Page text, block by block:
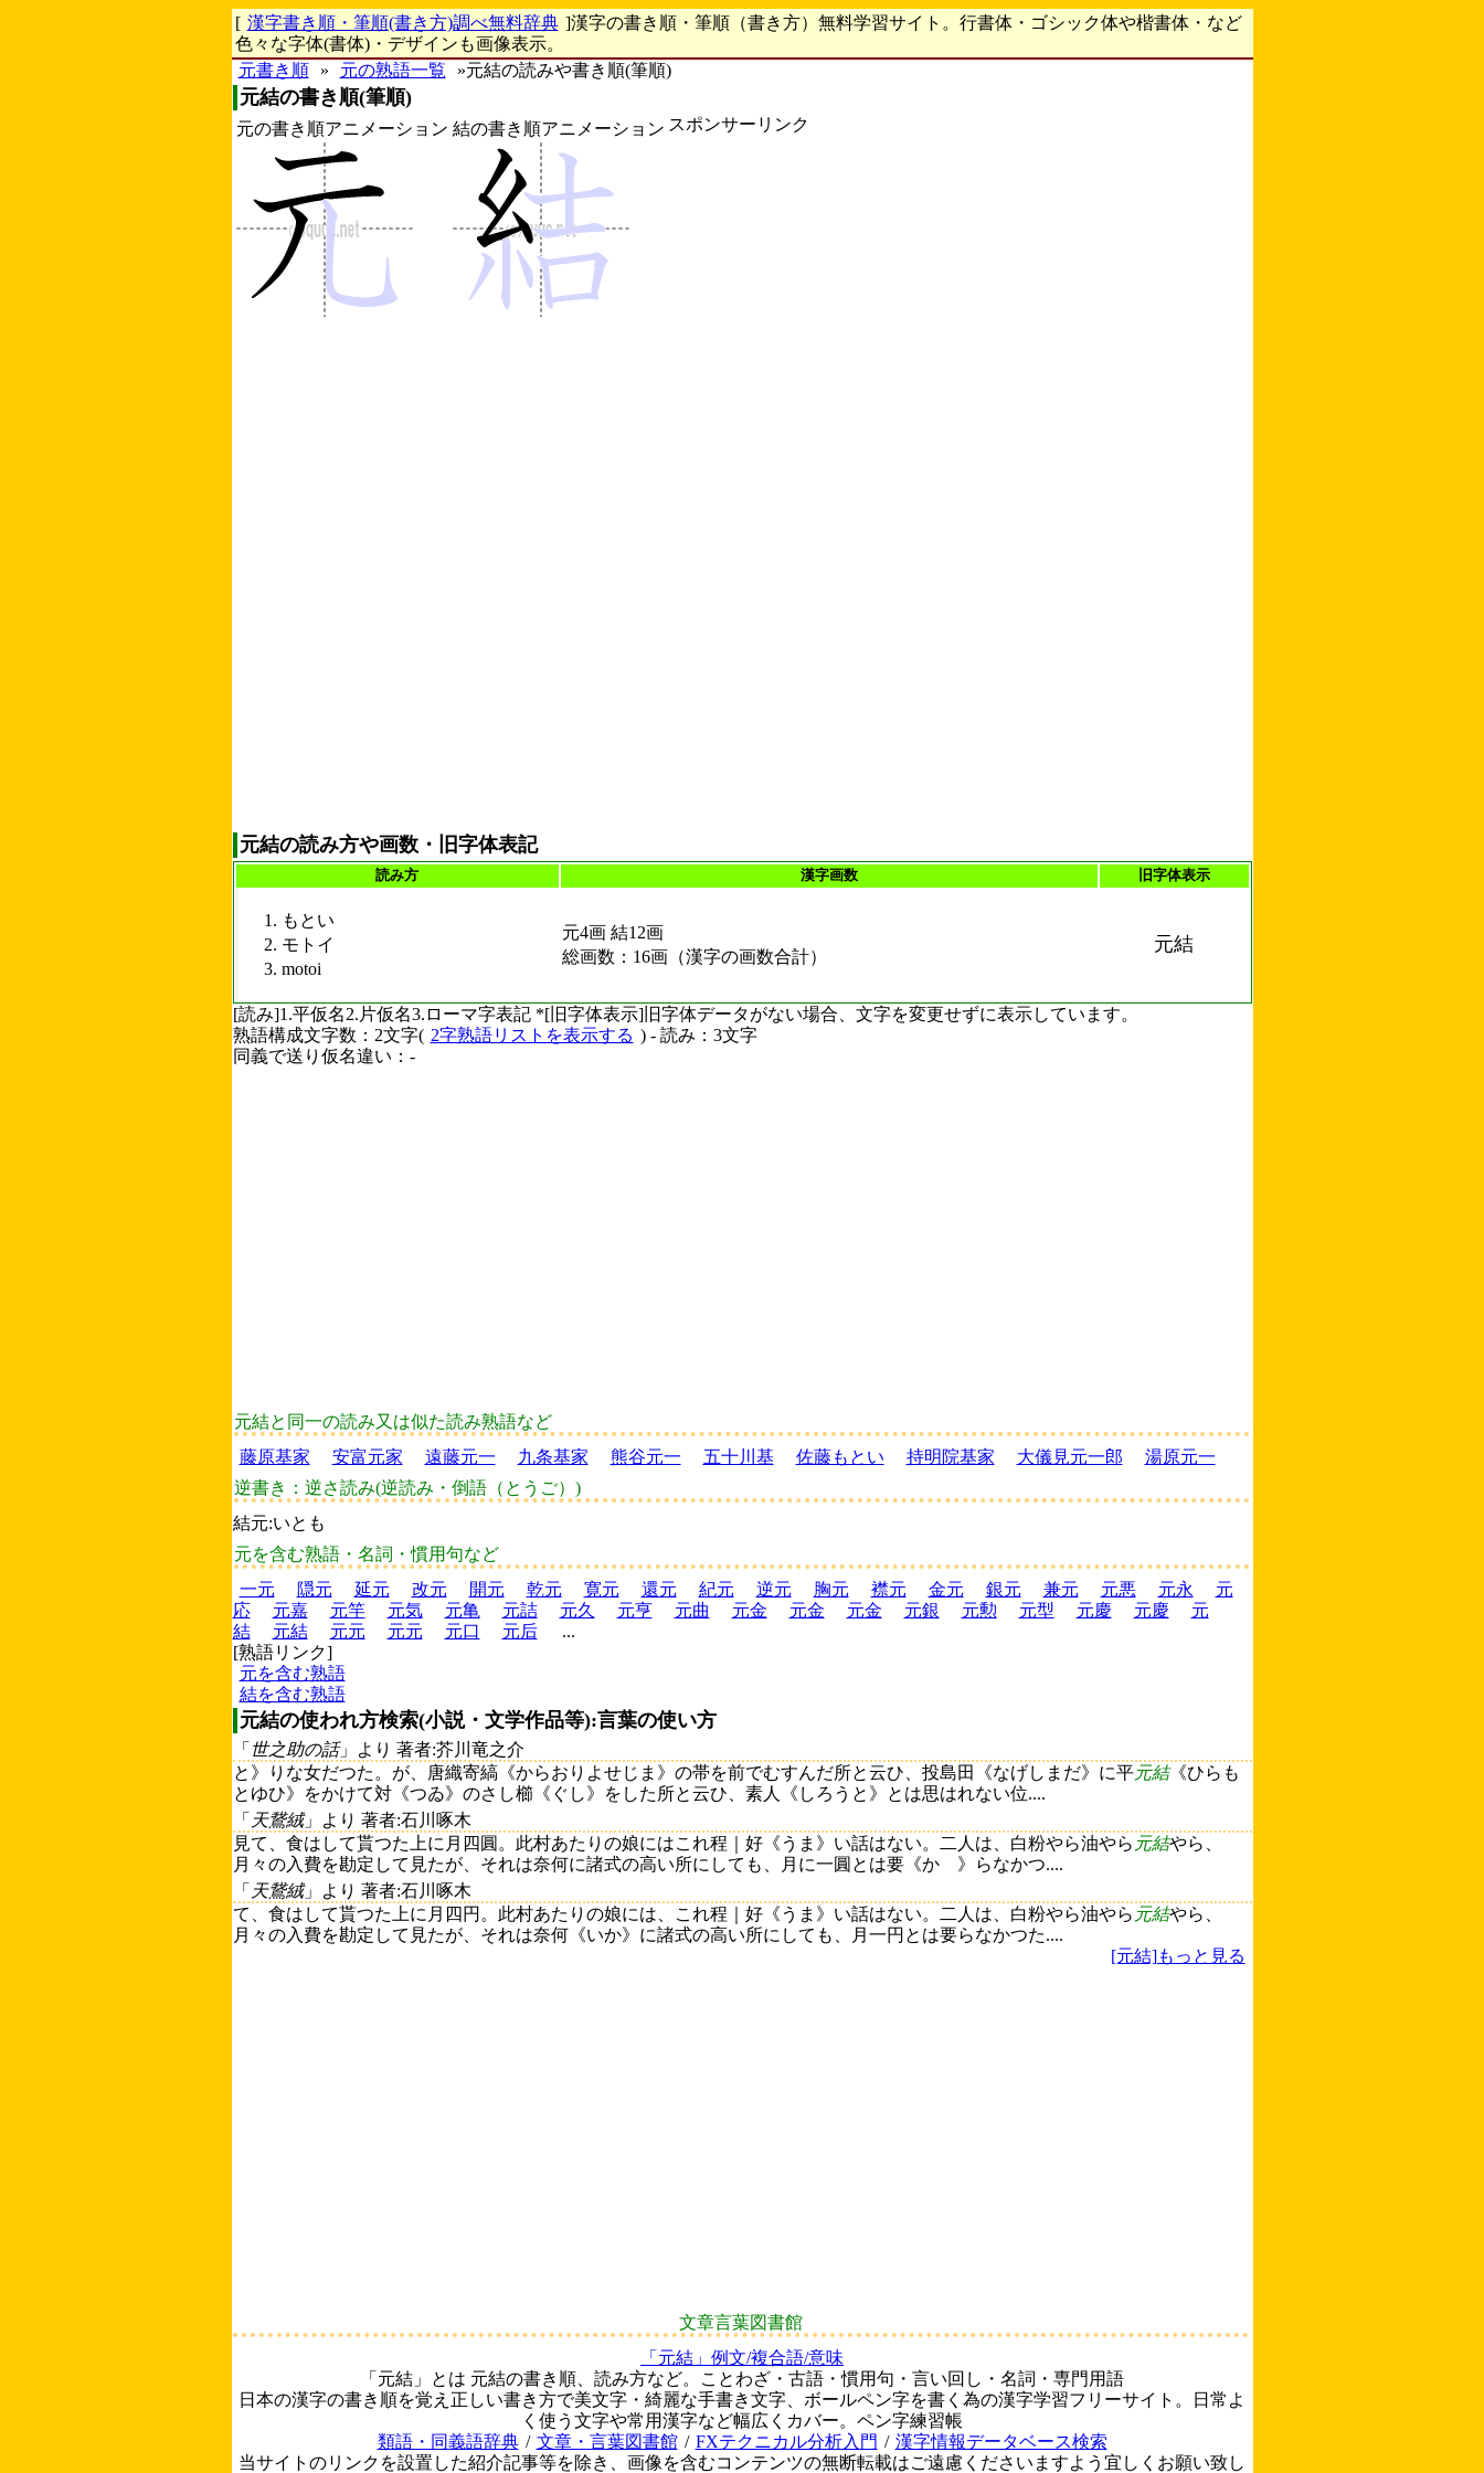
[ 漢字書き順・筆順(書き方)調べ無料辞典 ]漢字の書き順・筆順（書き方）無料学習サイト。行書体・ゴシック体や楷書体・など
色々な字体(書体)・デザインも画像表示。
元書き順
» 元の熟語一覧 »元結の読みや書き順(筆順)
元結の書き順(筆順)
元の書き順アニメーション 結の書き順アニメーション スポンサーリンク
元結の読み方や画数・旧字体表記
読み方 漢字画数 旧字体表示
もとい
モトイ
motoi
元4画 結12画
総画数：16画（漢字の画数合計）
元結
[読み]1.平仮名2.片仮名3.ローマ字表記 *[旧字体表示]旧字体データがない場合、文字を変更せずに表示しています。
熟語構成文字数：2文字( 2字熟語リストを表示する ) - 読み：3文字
同義で送り仮名違い：-
元結と同一の読み又は似た読み熟語など
藤原基家
安富元家 遠藤元一 九条基家 熊谷元一 五十川基 佐藤もとい 持明院基家 大儀見元一郎
湯原元一
逆書き：逆さ読み(逆読み・倒語（とうご）)
結元:いとも
元を含む熟語・名詞・慣用句など
一元
隠元 延元 改元 開元 乾元 寛元 還元 紀元 逆元 胸元 襟元 金元 銀元 兼元 元悪 元永
元
応
元嘉 元竿 元気 元亀 元詰 元久 元亨 元曲 元金 元金 元金 元銀 元勲 元型 元慶 元慶
元
結
元結 元元 元元 元口 元后
...
[熟語リンク]
元を含む熟語
結を含む熟語
元結の使われ方検索(小説・文学作品等):言葉の使い方
「 世之助の話」より 著者:芥川竜之介
と》りな女だつた。が、唐織寄縞《からおりよせじま》の帯を前でむすんだ所と云ひ、投島田《なげしまだ》に平元結《ひらも
とゆひ》をかけて対《つゐ》のさし櫛《ぐし》をした所と云ひ、素人《しろうと》とは思はれない位....
「 天鵞絨」より 著者:石川啄木
見て、食はして貰つた上に月四圓。此村あたりの娘にはこれ程｜好《うま》い話はない。二人は、白粉やら油やら 元結やら、
月々の入費を勘定して見たが、それは奈何に諸式の高い所にしても、月に一圓とは要《かゝ》らなかつ....
「 天鵞絨」より 著者:石川啄木
て、食はして貰つた上に月四円。此村あたりの娘には、これ程｜好《うま》い話はない。二人は、白粉やら油やら 元結やら、
月々の入費を勘定して見たが、それは奈何《いか》に諸式の高い所にしても、月一円とは要らなかつた....
[元結]もっと見る
文章言葉図書館
「元結」例文/複合語/意味
「元結」とは 元結の書き順、読み方など。ことわざ・古語・慣用句・言い回し・名詞・専門用語
日本の漢字の書き順を覚え正しい書き方で美文字・綺麗な手書き文字、ボールペン字を書く為の漢字学習フリーサイト。日常よ
く使う文字や常用漢字など幅広くカバー。ペン字練習帳
類語・同義語辞典 / 文章・言葉図書館 / FXテクニカル分析入門 / 漢字情報データベース検索
当サイトのリンクを設置した紹介記事等を除き、画像を含むコンテンツの無断転載はご遠慮くださいますよう宜しくお願い致し